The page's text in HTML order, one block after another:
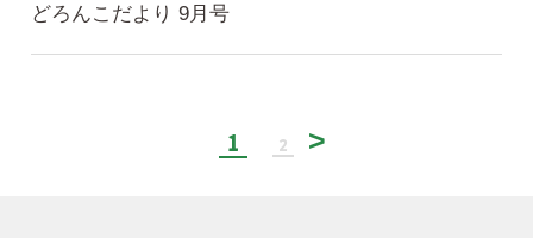
どろんこだより 9月号
1 2